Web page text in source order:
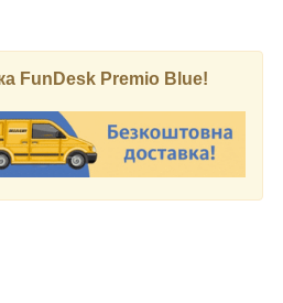
FunDesk Premio Blue!